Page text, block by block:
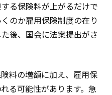
る保険料が上がるだけで
のか雇用保険制度の在り
後、国会に法案提出がさ
料の増額に加え、雇用保
る可能性があります。急